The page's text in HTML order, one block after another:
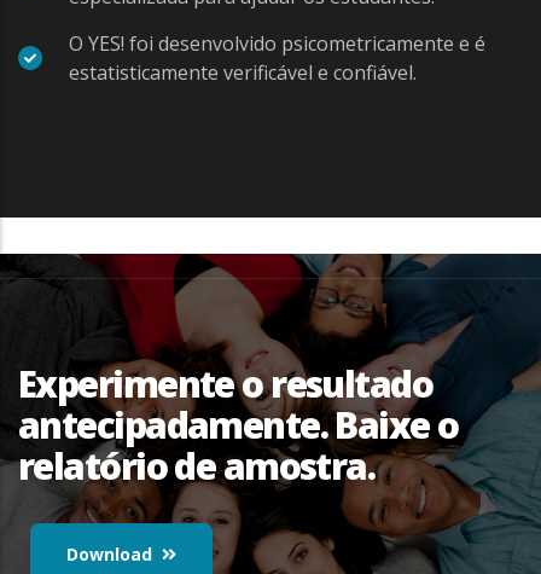
O YES! foi desenvolvido psicometricamente e é
estatisticamente verificável e confiável.
Experimente o resultado
antecipadamente. Baixe o
relatório de amostra.
Download